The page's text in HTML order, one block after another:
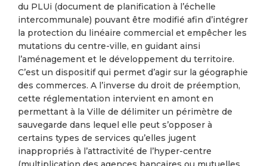
du PLUi (document de planification à l’échelle
intercommunale) pouvant être modifié afin d’intégrer
la protection du linéaire commercial et empêcher les
mutations du centre-ville, en guidant ainsi
l’aménagement et le développement du territoire.
C’est un dispositif qui permet d’agir sur la géographie
des commerces. A l’inverse du droit de préemption,
cette réglementation intervient en amont en
permettant à la Ville de délimiter un périmètre de
sauvegarde dans lequel elle peut s’opposer à
certains types de services qu’elles jugent
inappropriés à l’attractivité de l’hyper-centre